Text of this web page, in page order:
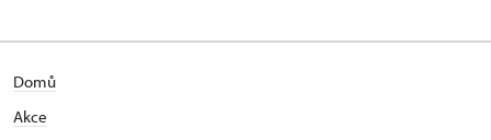
Domů
Akce